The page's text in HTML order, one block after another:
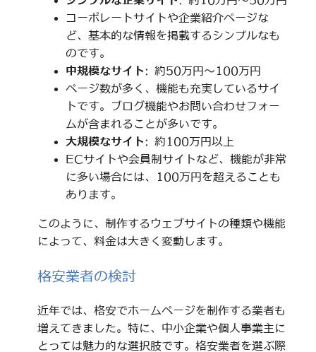
コーポレートサイトや企業紹介ページな
ど、基本的な情報を掲載するシンプルなも
のです。
中規模なサイト: 約50万円～100万円
ページ数が多く、機能も充実しているサイ
トです。ブログ機能やお問い合わせフォー
ムが含まれることが多いです。
大規模なサイト: 約100万円以上
ECサイトや会員制サイトなど、機能が非常
に多い場合には、100万円を超えることも
あります。
このように、制作するウェブサイトの種類や機能
によって、料金は大きく変動します。
格安業者の検討
近年では、格安でホームページを制作する業者も
増えてきました。特に、中小企業や個人事業主に
とっては魅力的な選択肢です。格安業者を選ぶ際